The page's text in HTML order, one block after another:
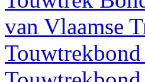
van Vlaamse